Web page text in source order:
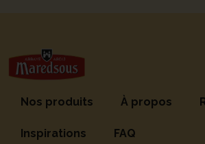
Nos produits À propos
Inspirations FAQ